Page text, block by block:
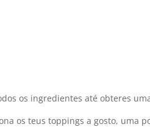
os ingredientes até obteres
os teus toppings a gosto, uma